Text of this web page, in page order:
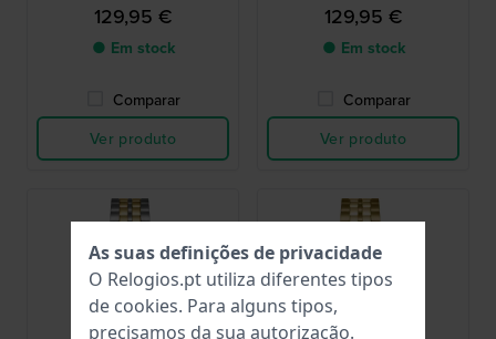
129,95 €
● Em stock
Comparar
Ver produto
129,95 €
● Em stock
Comparar
Ver produto
As suas definições de privacidade
O Relogios.pt utiliza diferentes tipos
de cookies. Para alguns tipos,
precisamos da sua autorização.